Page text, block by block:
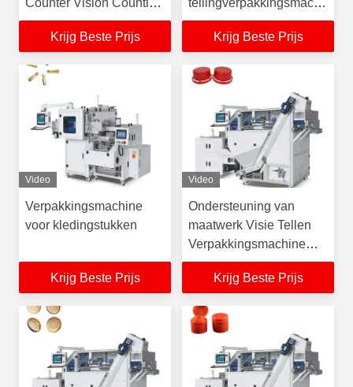
Counter Vision Counting
Packing Machine Voor
kleding accessoires
Krijg Beste Prijs
tellingverpakkingsmachine
voor kledingtoebehoren
Krijg Beste Prijs
Video
Verpakkingsmachine
voor kledingstukken
Krijg Beste Prijs
Video
Ondersteuning van
maatwerk Visie Tellen
Verpakkingsmachine
Voor Flessen Kappen
Krijg Beste Prijs